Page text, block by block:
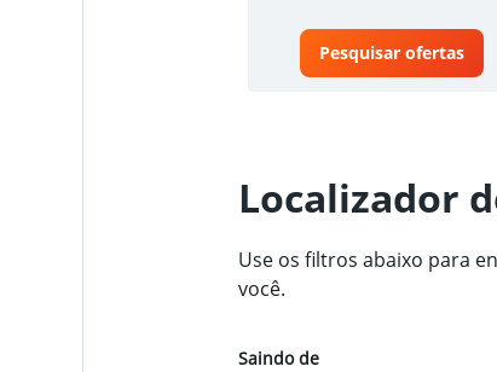
Pesquisar ofertas
Localizador
Use os filtros abaixo para
você.
Saindo de